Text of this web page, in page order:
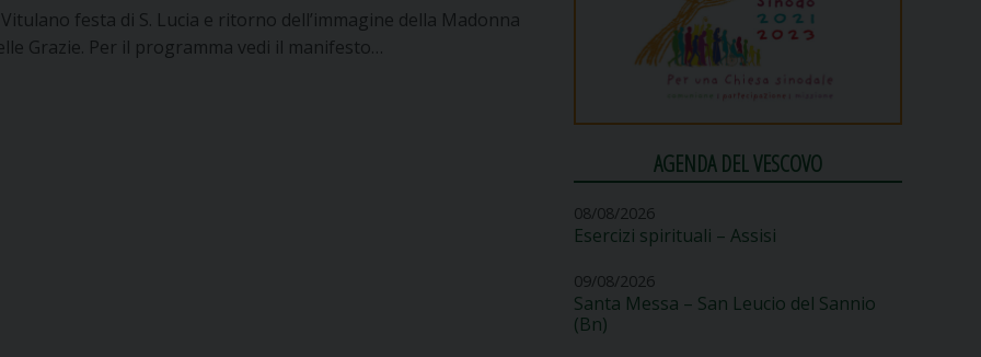
festa di S. Lucia e ritorno dell’immagine della Madonna
Grazie. Per il programma vedi il manifesto…
AGENDA DEL VESCOVO
08/08/2026
Esercizi spirituali – Assisi
09/08/2026
Santa Messa – San Leucio del Sannio
(Bn)